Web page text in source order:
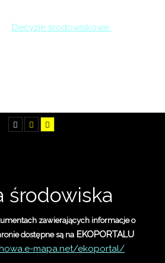
Decyzje środowiskowe
środowiska
zawierających informacje o
dostępne są na EKOPORTALU
mapa.net/ekoportal/